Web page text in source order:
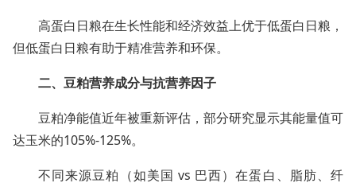
高蛋白日粮在生长性能和经济效益上优于低蛋白日粮，
但低蛋白日粮有助于精准营养和环保。
二、豆粕营养成分与抗营养因子
豆粕净能值近年被重新评估，部分研究显示其能量值可
达玉米的105%-125%。
不同来源豆粕（如美国 vs 巴西）在蛋白、脂肪、纤